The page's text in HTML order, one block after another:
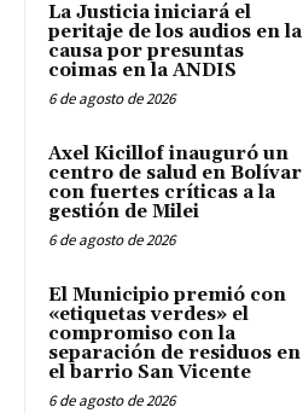
La Justicia iniciará el
peritaje de los audios en la
causa por presuntas
coimas en la ANDIS
6 de agosto de 2026
Axel Kicillof inauguró un
centro de salud en Bolívar
con fuertes críticas a la
gestión de Milei
6 de agosto de 2026
El Municipio premió con
«etiquetas verdes» el
compromiso con la
separación de residuos en
el barrio San Vicente
6 de agosto de 2026